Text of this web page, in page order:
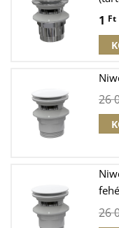
1 Ft
26
26